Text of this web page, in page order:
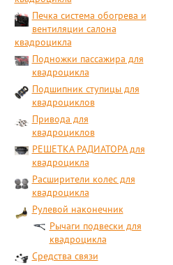
Печка система обогрева и
вентиляции салона
квадроцикла
Подножки пассажира для
квадроцикла
Подшипник ступицы для
квадроциклов
Привода для
квадроциклов
РЕШЕТКА РАДИАТОРА для
квадроцикла
Расширители колес для
квадроцикла
Рулевой наконечник
Рычаги подвески для
квадроцикла
Средства связи